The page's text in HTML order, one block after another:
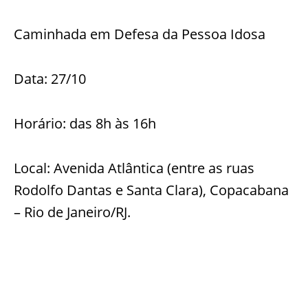
Caminhada em Defesa da Pessoa Idosa
Data: 27/10
Horário: das 8h às 16h
Local: Avenida Atlântica (entre as ruas
Rodolfo Dantas e Santa Clara), Copacabana
– Rio de Janeiro/RJ.